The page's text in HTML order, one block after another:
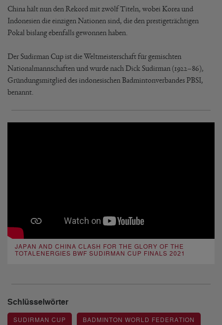
China hält nun den Rekord mit zwölf Titeln, wobei Korea und
Indonesien die einzigen Nationen sind, die den prestigeträchtigen
Pokal bislang ebenfalls gewonnen haben.
Der Sudirman Cup ist die Weltmeisterschaft für gemischten
Nationalmannschaften und wurde nach Dick Sudirman (1922–86),
Gründungsmitglied des indonesischen Badmintonverbandes PBSI,
benannt.
JAPAN AND CHINA CLASH FOR THE GLORY OF THE
TOTALENERGIES BWF SUDIRMAN CUP FINALS 2021
Schlüsselwörter
SUDIRMAN CUP BADMINTON WORLD FEDERATION